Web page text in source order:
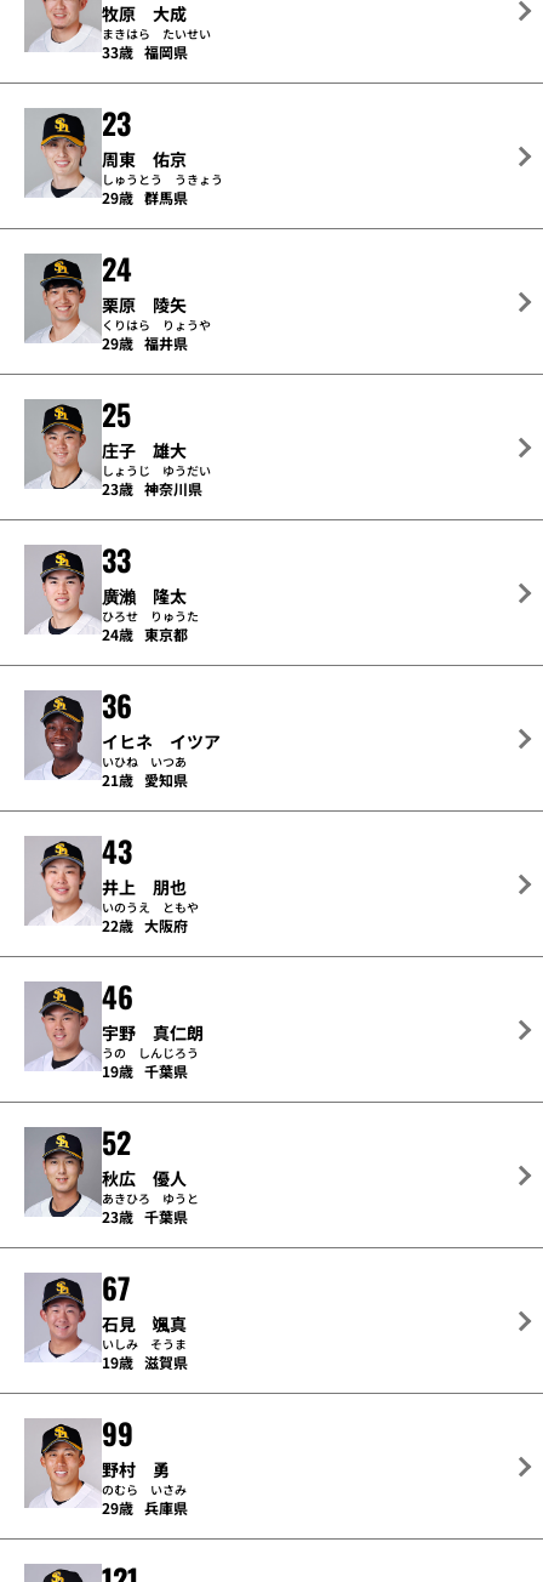
牧原 大成
まきはら たいせい
33歳 福岡県
23
周東 佑京
しゅうとう うきょう
29歳 群馬県
24
栗原 陵矢
くりはら りょうや
29歳 福井県
25
庄子 雄大
しょうじ ゆうだい
23歳 神奈川県
33
廣瀨 隆太
ひろせ りゅうた
24歳 東京都
36
イヒネ イツア
いひね いつあ
21歳 愛知県
43
井上 朋也
いのうえ ともや
22歳 大阪府
46
宇野 真仁朗
うの しんじろう
19歳 千葉県
52
秋広 優人
あきひろ ゆうと
23歳 千葉県
67
石見 颯真
いしみ そうま
19歳 滋賀県
99
野村 勇
のむら いさみ
29歳 兵庫県